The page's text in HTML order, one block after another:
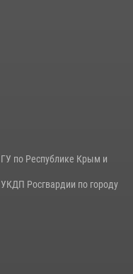
по Республике Крым и
Росгвардии по городу